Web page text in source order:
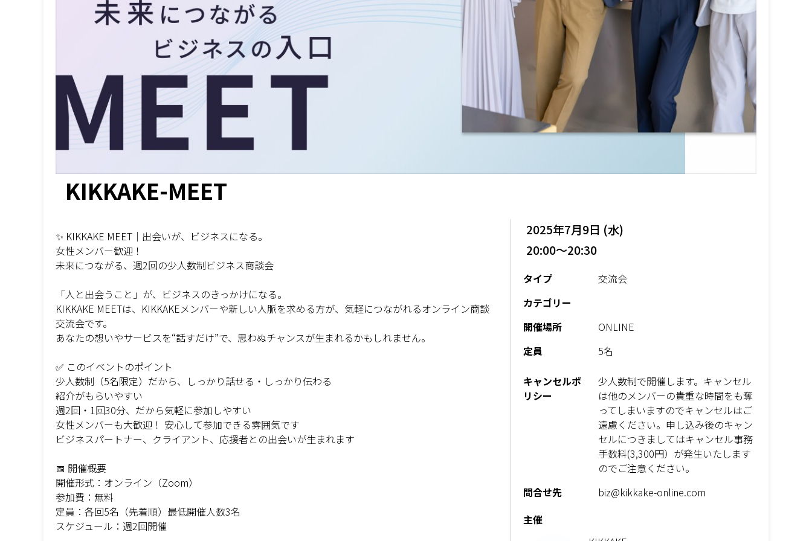
KIKKAKE-MEET
✨ KIKKAKE MEET｜出会いが、ビジネスになる。
女性メンバー歓迎！
未来につながる、週2回の少人数制ビジネス商談会
「人と出会うこと」が、ビジネスのきっかけになる。
KIKKAKE MEETは、KIKKAKEメンバーや新しい人脈を求める方が、気軽につながれるオンライン商談
交流会です。
あなたの想いやサービスを“話すだけ”で、思わぬチャンスが生まれるかもしれません。
✅ このイベントのポイント
少人数制（5名限定）だから、しっかり話せる・しっかり伝わる
紹介がもらいやすい
週2回・1回30分、だから気軽に参加しやすい
女性メンバーも大歓迎！ 安心して参加できる雰囲気です
ビジネスパートナー、クライアント、応援者との出会いが生まれます
📅 開催概要
開催形式：オンライン（Zoom）
参加費：無料
定員：各回5名（先着順）最低開催人数3名
スケジュール：週2回開催
2025年7月9日 (水)
20:00～20:30
タイプ
交流会
カテゴリー
開催場所
ONLINE
定員
5名
キャンセルポ
リシー
少人数制で開催します。キャンセル
は他のメンバーの貴重な時間をも奪
ってしまいますのでキャンセルはご
遠慮ください。申し込み後のキャン
セルにつきましてはキャンセル事務
手数料(3,300円）が発生いたします
のでご注意ください。
問合せ先
biz@kikkake-online.com
主催